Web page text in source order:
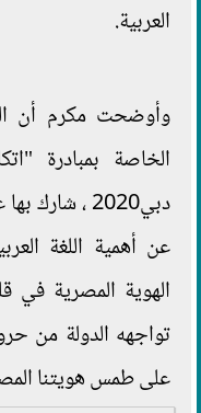
العربية.
وأوضحت مكرم أن
الخاصة بمبادرة
دبي2020 ،
عن أهمية اللغة
الهوية المصرية في
تواجهه الدولة من
على طمس هويتنا